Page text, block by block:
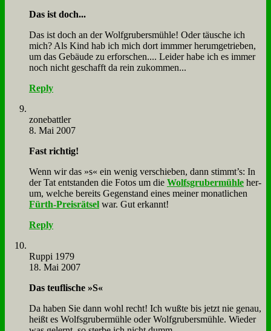
Das ist doch...
Das ist doch an der Wolf­gru­bers­müh­le! Oder täu­sche ich
mich? Als Kind hab ich mich dort immmer her­um­ge­trie­ben,
um das Ge­bäu­de zu er­for­schen.... Lei­der ha­be ich es im­mer
noch nicht ge­schafft da rein zu­kom­men...
Reply
zone­batt­ler
8. Mai 2007
Fast rich­tig!
Wenn wir das »s« ein we­nig ver­schie­ben, dann stimmt’s: In
der Tat ent­stan­den die Fo­tos um die Wolfs­gru­ber­müh­le her­
um, wel­che be­reits Ge­gen­stand ei­nes mei­ner mo­nat­li­chen
Fürth-Preis­rät­sel war. Gut er­kannt!
Reply
Rup­pi 1979
18. Mai 2007
Das teuf­li­sche »S«
Da ha­ben Sie dann wohl recht! Ich wuß­te bis jetzt nie ge­nau,
heißt es Wolfs­gru­ber­müh­le oder Wolf­gru­bers­müh­le. Wie­der